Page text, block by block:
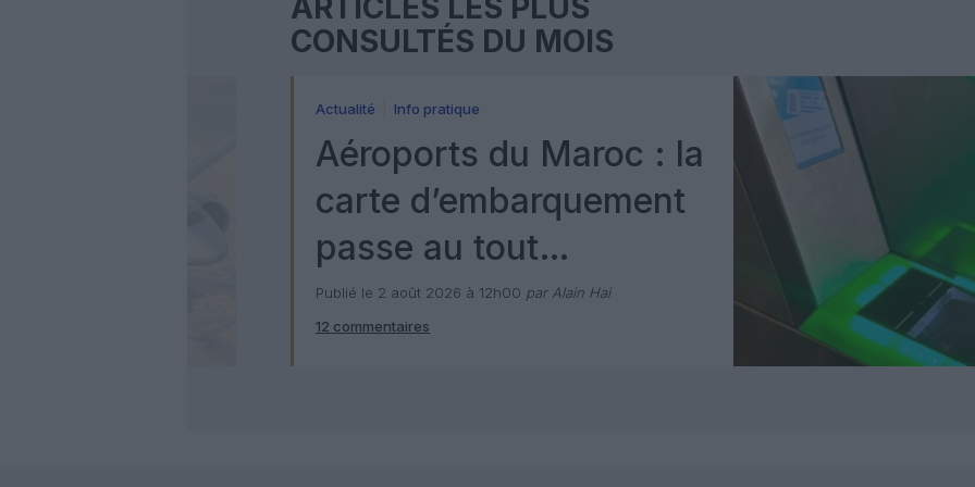
ARTICLES LES PLUS
CONSULTÉS DU MOIS
Actualité Info pratique
Aéroports du Maroc : la
carte d’embarquement
passe au tout
numérique avec Pax
Check
Publié le 2 août 2026 à 12h00 par Alain Hai
12 commentaires